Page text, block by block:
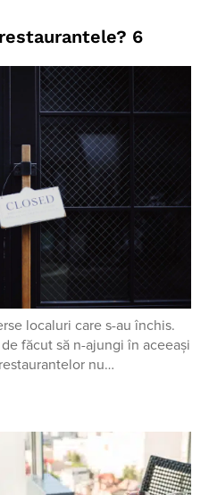
6
localuri care s-au închis.
făcut să n-ajungi în aceeași
nu…